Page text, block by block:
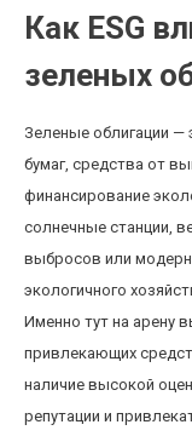
Как ESG
зеленых
Зеленые облигации —
бумаг, средства от
финансирование
солнечные станции,
выбросов или
экологичного
Именно тут на арену
привлекающих
наличие высокой
репутации и